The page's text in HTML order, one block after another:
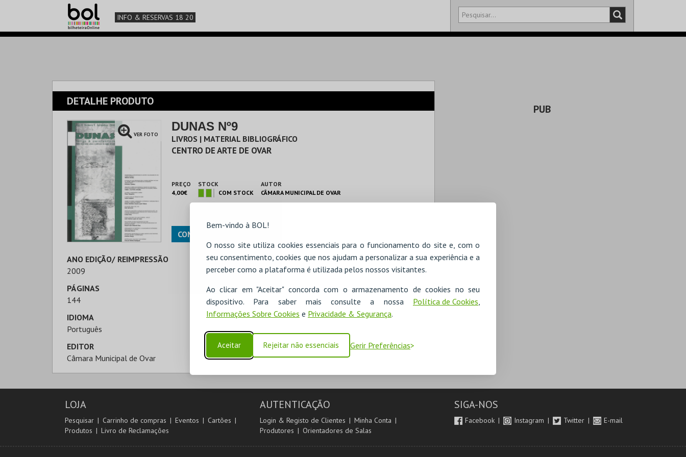
Bem-vindo à BOL!
O nosso site utiliza cookies essenciais para o funcionamento do site e, com o
seu consentimento, cookies que nos ajudam a personalizar a sua experiência e a
perceber como a plataforma é utilizada pelos nossos visitantes.
Ao clicar em "Aceitar" concorda com o armazenamento de cookies no seu
dispositivo. Para saber mais consulte a nossa Política de Cookies,
Informações Sobre Cookies e Privacidade & Segurança.
Aceitar Rejeitar não essenciais Gerir Preferências
INFO & RESERVAS 18 20
DETALHE PRODUTO
VER FOTO
DUNAS Nº9
LIVROS | MATERIAL BIBLIOGRÁFICO
CENTRO DE ARTE DE OVAR
PREÇO
4,00€
STOCK
COM STOCK
AUTOR
CÂMARA MUNICIPAL DE OVAR
COMPRAR
ANO EDIÇÃO/ REIMPRESSÃO
2009
PÁGINAS
144
IDIOMA
Português
EDITOR
Câmara Municipal de Ovar
PUB
LOJA
Pesquisar Carrinho de compras Eventos
Cartões
Produtos
Livro de Reclamações
AUTENTICAÇÃO
Login & Registo de Clientes
Minha Conta
Produtores
Orientadores de Salas
SIGA-NOS
Facebook Instagram Twitter E-mail